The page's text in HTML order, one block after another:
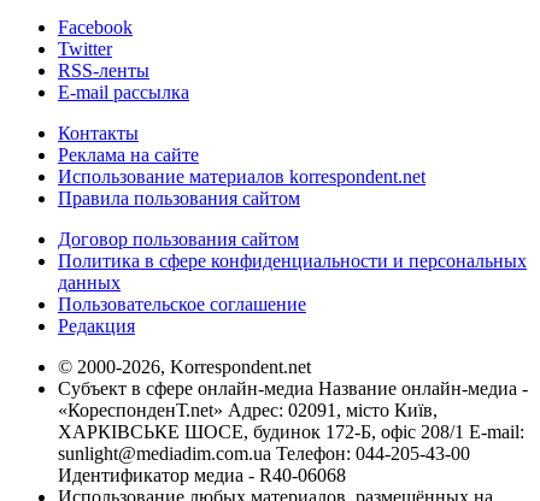
Facebook
Twitter
RSS-ленты
E-mail рассылка
Контакты
Реклама на сайте
Использование материалов korrespondent.net
Правила пользования сайтом
Договор пользования сайтом
Политика в сфере конфиденциальности и персональных
данных
Пользовательское соглашение
Редакция
© 2000-2026, Korrespondent.net
Субъект в сфере онлайн-медиа Название онлайн-медиа -
«КореспонденТ.net» Адрес: 02091, місто Київ,
ХАРКІВСЬКЕ ШОСЕ, будинок 172-Б, офіс 208/1 E-mail:
sunlight@mediadim.com.ua Телефон: 044-205-43-00
Идентификатор медиа - R40-06068
Использование любых материалов, размещённых на